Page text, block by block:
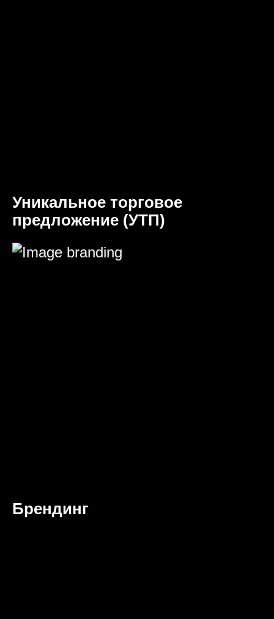
Уникальное торговое
предложение (УТП)
Брендинг